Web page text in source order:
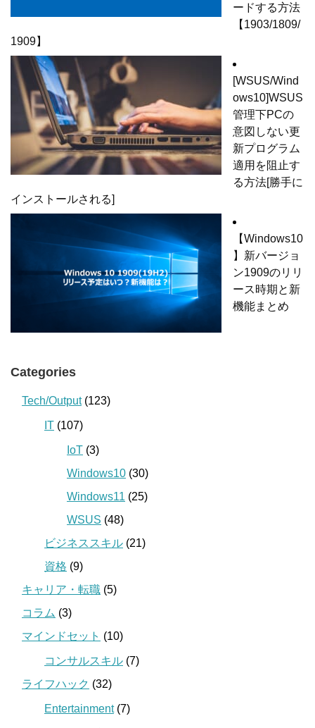
ードする方法
【1903/1809/
1909】
[WSUS/Wind
ows10]WSUS
管理下PCの
意図しない更
新プログラム
適用を阻止す
る方法[勝手に
インストールされる]
【Windows10
】新バージョ
ン1909のリリ
ース時期と新
機能まとめ
Categories
Tech/Output(123)
IT (107)
IoT (3)
Windows10 (30)
Windows11 (25)
WSUS (48)
ビジネススキル (21)
資格 (9)
キャリア・転職 (5)
コラム (3)
マインドセット (10)
コンサルスキル (7)
ライフハック (32)
Entertainment(7)